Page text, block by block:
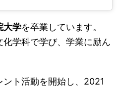
大学を卒業しています。 ​
学科で学び、学業に励ん
ト活動を開始し、2021